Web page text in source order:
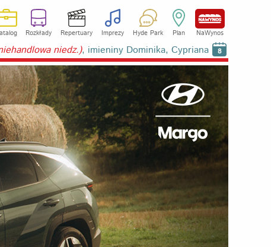
Rozkłady Repertuary Imprezy Hyde Park Plan NaWynos
niedz.), imieniny Dominika, Cypriana 8